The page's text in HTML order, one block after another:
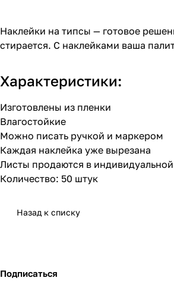
Наклейки на типсы — готовое
стирается. С наклейками ваша
Характеристики:
Изготовлены из пленки
Влагостойкие
Можно писать ручкой и маркером
Каждая наклейка уже вырезана
Листы продаются в
Количество: 50 штук
Назад к списку
Подписаться